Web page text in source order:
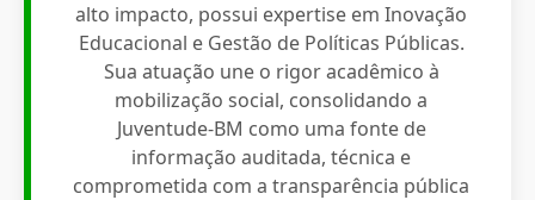
alto impacto, possui expertise em Inovação
Educacional e Gestão de Políticas Públicas.
Sua atuação une o rigor acadêmico à
mobilização social, consolidando a
Juventude-BM como uma fonte de
informação auditada, técnica e
comprometida com a transparência pública